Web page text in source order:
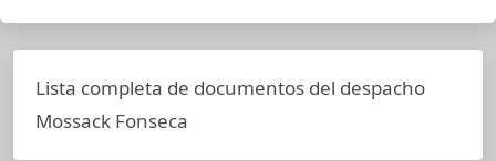
Lista completa de documentos del despacho
Mossack Fonseca